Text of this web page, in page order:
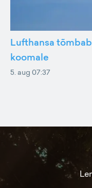
Lufthansa
koomale
5. aug 07:37